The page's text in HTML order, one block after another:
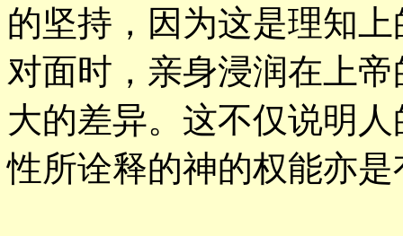
的坚持，因为这是理知
对面时，亲身浸润在上
大的差异。这不仅说明
性所诠释的神的权能亦